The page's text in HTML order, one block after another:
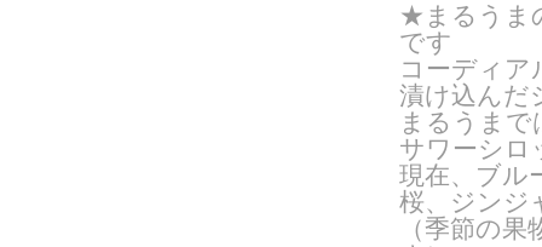
★まるうま
です
コーディア
漬け込んだ
まるうま
サワーシロ
現在、ブル
桜、ジンジ
（季節の